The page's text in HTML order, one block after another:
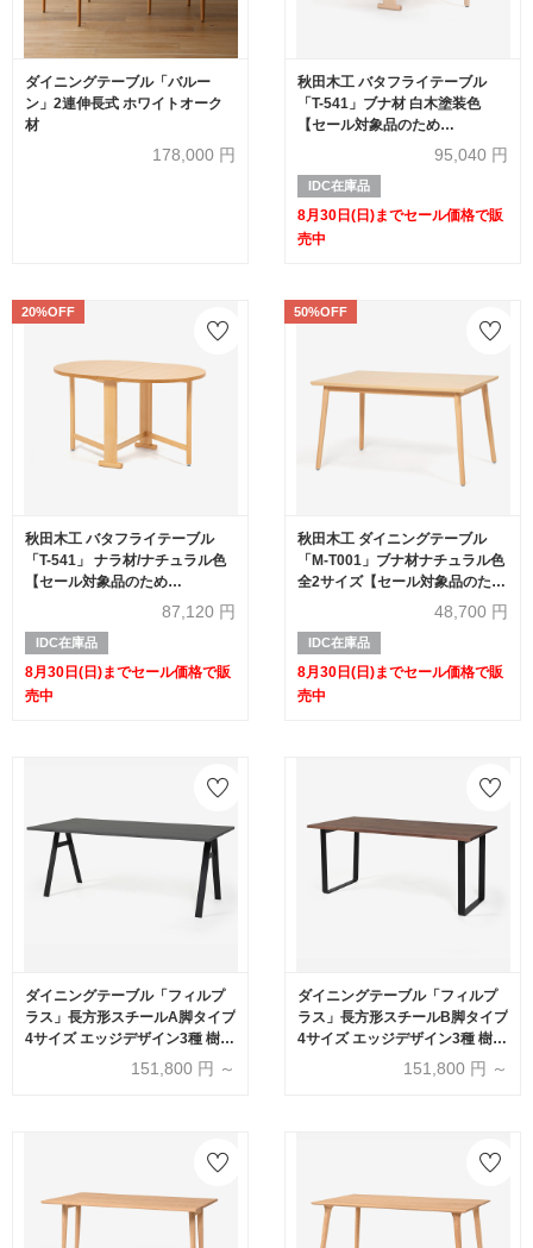
ダイニングテーブル「バルー
ン」2連伸長式 ホワイトオーク
材
178,000 円
秋田木工 バタフライテーブル
「T-541」ブナ材 白木塗装色
【セール対象品のため
95,040 円
IDC在庫品
8月30日(日)までセール価格で販
売中
20%OFF
秋田木工 バタフライテーブル
「T-541」 ナラ材/ナチュラル色
【セール対象品のため
87,120 円
IDC在庫品
8月30日(日)までセール価格で販
売中
50%OFF
秋田木工 ダイニングテーブル
「M-T001」ブナ材ナチュラル色
全2サイズ【セール対象品のため
48,700 円
IDC在庫品
8月30日(日)までセール価格で販
売中
ダイニングテーブル「フィルプ
ラス」長方形スチールA脚タイプ
4サイズ エッジデザイン3種 樹
種・塗装色5種【受注生産品】
151,800 円 ～
ダイニングテーブル「フィルプ
ラス」長方形スチールB脚タイプ
4サイズ エッジデザイン3種 樹
種・塗装色5種【受注生産品】
151,800 円 ～